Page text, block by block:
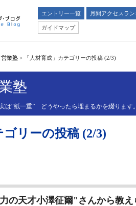
エントリー一覧 月間アクセスラ
ガイドマップ
営業塾 > 「人材育成」カテゴリーの投稿 (2/3)
塾
は“紙一重” どうやったら埋まるかを綴ります。
ゴリーの投稿 (2/3)
の天才小澤征爾"さんから教え